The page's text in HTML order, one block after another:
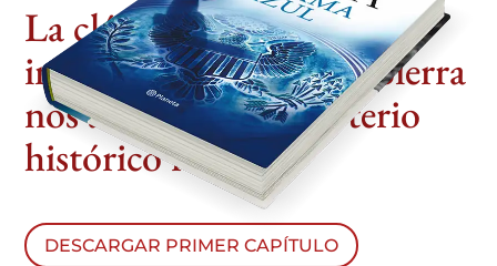
La clásica novela de
investigación de Javier Sierra
nos acerca a otro misterio
histórico real
DESCARGAR PRIMER CAPÍTULO